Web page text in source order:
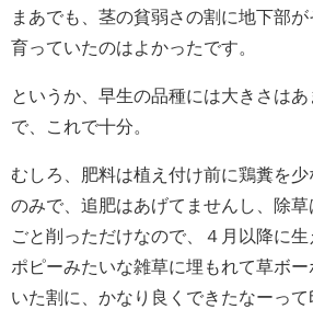
まあでも、茎の貧弱さの割に地下部
育っていたのはよかったです。
というか、早生の品種には大きさは
で、これで十分。
むしろ、肥料は植え付け前に鶏糞を
のみで、追肥はあげてませんし、除
ごと削っただけなので、４月以降に
ポピーみたいな雑草に埋もれて草ボ
いた割に、かなり良くできたなーって